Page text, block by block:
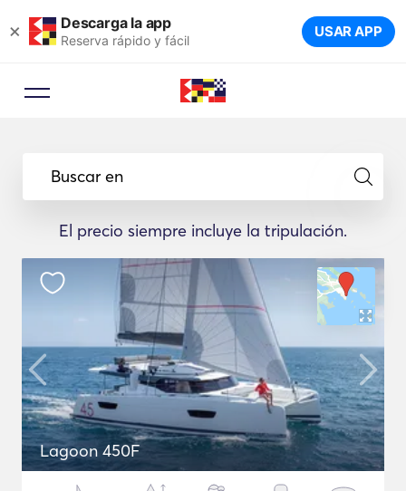
× Descarga la app
Reserva rápido y fácil USAR APP
Buscar en
El precio siempre incluye la tripulación.
Lagoon 450F